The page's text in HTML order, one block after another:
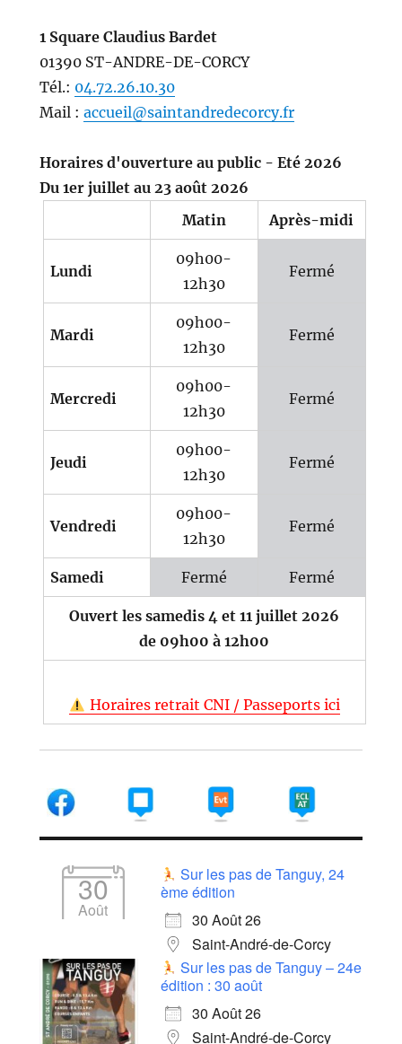
1 Square Claudius Bardet
01390 ST-ANDRE-DE-CORCY
Tél.: 04.72.26.10.30
Mail : accueil@saintandredecorcy.fr
Horaires d'ouverture au public - Eté 2026
Du 1er juillet au 23 août 2026
Matin
Après-midi
Lundi
09h00-
12h30
Fermé
Mardi
09h00-
12h30
Fermé
Mercredi
09h00-
12h30
Fermé
Jeudi
09h00-
12h30
Fermé
Vendredi
09h00-
12h30
Fermé
Samedi Fermé Fermé
Ouvert les samedis 4 et 11 juillet 2026
de 09h00 à 12h00
Horaires retrait CNI / Passeports ici
30
Août
Sur les pas de Tanguy, 24
ème édition
30 Août 26
Saint-André-de-Corcy
Sur les pas de Tanguy – 24e
édition : 30 août
30 Août 26
Saint-André-de-Corcy